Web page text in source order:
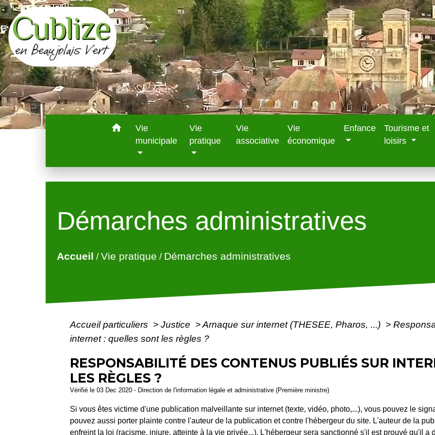
home
Vie
municipale
Vie
pratique
Vie
associative
Vie
économique
Enfance
Tourisme et
loisirs
Démarches administratives
Accueil /Vie pratique / Démarches administratives
Accueil particuliers > Justice >Arnaque sur internet (THESEE, Pharos, ...) >
internet : quelles sont les règles ?
RESPONSABILITÉ DES CONTENUS PUBLIÉS SUR
LES RÈGLES ?
Vérifié le 03 Dec 2020 - Direction de l'information légale et administrative (Première ministre)
Si vous êtes victime d'une publication malveillante sur internet (texte, vidéo, photo,...), vous pouvez le
pouvez aussi porter plainte contre l'auteur de la publication et contre l'hébergeur du site. L'auteur de la
enfreint la loi (racisme, injure, atteinte à la vie privée...). L'hébergeur sera sanctionné s'il est prouvé qu'il a